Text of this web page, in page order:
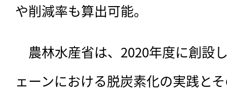
や削減率も算出可能。
農林水産省は、2020年度に創設
ェーンにおける脱炭素化の実践と